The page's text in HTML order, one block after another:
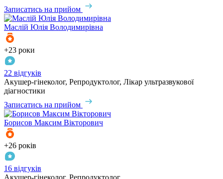
Записатись на прийом
Маслій Юлія Володимирівна
+23 роки
22 відгуків
Акушер-гінеколог, Репродуктолог, Лікар ультразвукової
діагностики
Записатись на прийом
Борисов Максим Вікторович
+26 років
16 відгуків
Акушер-гінеколог, Репродуктолог